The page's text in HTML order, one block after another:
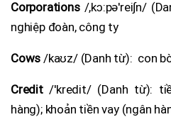
Corporations/,kɔ:pə'rei∫n/
nghiệp đoàn, công ty
Cows /kaʊz/ (Danh từ): con
Credit/'kredit/ (Danh từ):
hàng); khoản tiền vay (ngân